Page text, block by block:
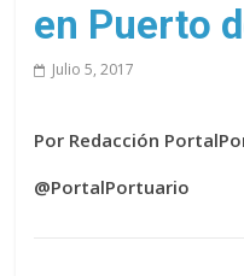
solo
en Puerto
Julio 5, 2017
Por Redacción
@PortalPortuario